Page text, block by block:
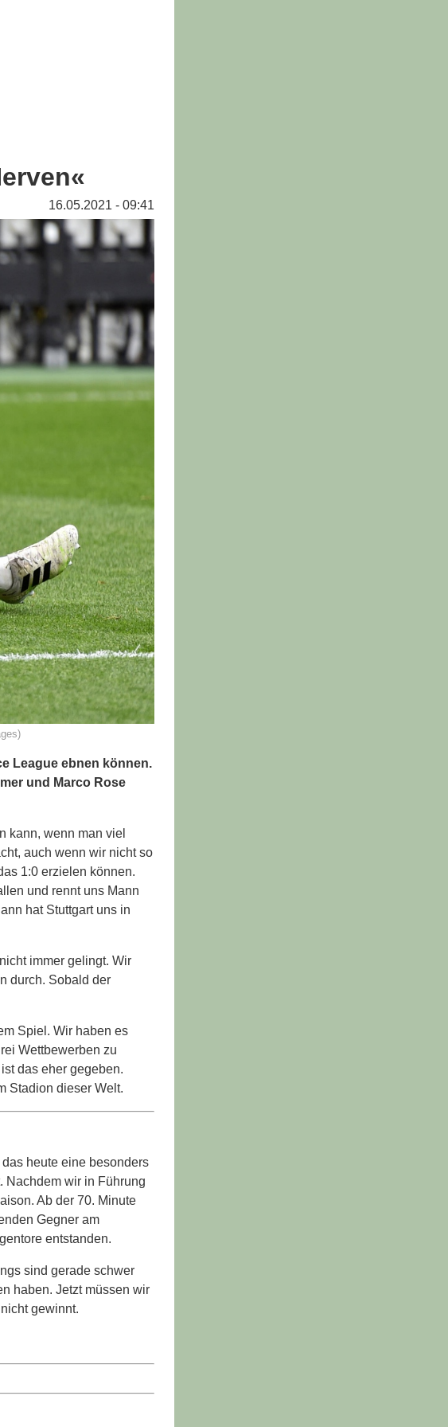
16.05.2021 - 09:41
League ebnen können.
und Marco Rose
kann, wenn man viel
auch wenn wir nicht so
1:0 erzielen können.
und rennt uns Mann
hat Stuttgart uns in
immer gelingt. Wir
durch. Sobald der
Spiel. Wir haben es
Wettbewerben zu
das eher gegeben.
Stadion dieser Welt.
heute eine besonders
Nachdem wir in Führung
Ab der 70. Minute
Gegner am
entstanden.
sind gerade schwer
haben. Jetzt müssen wir
gewinnt.